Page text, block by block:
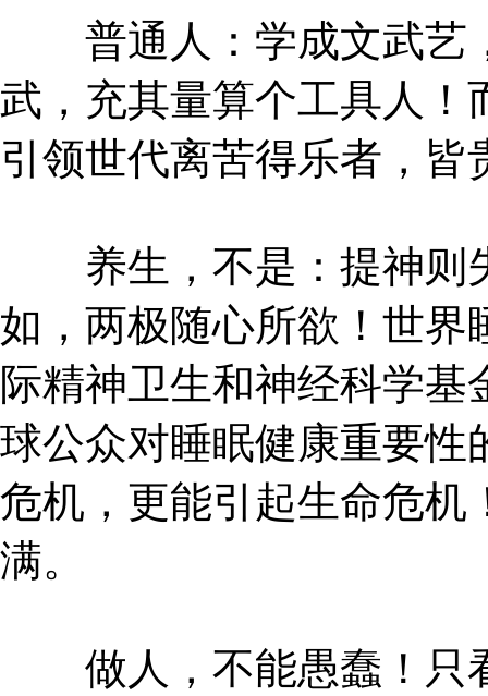
普通人：学成文武艺
武，充其量算个工具人！
引领世代离苦得乐者，
养生，不是：提神则
如，两极随心所欲！世界
际精神卫生和神经科学基
球公众对睡眠健康重要性
危机，更能引起生命危机
满。
做人，不能愚蠢！只